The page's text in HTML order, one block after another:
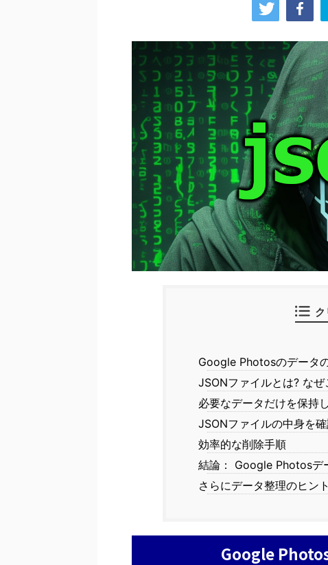
ク
Google Photosのデータ
JSONファイルとは? な
必要なデータだけを保持
JSONファイルの中身を
効率的な削除手順
結論： Google Photosデ
さらにデータ整理のヒン
Google